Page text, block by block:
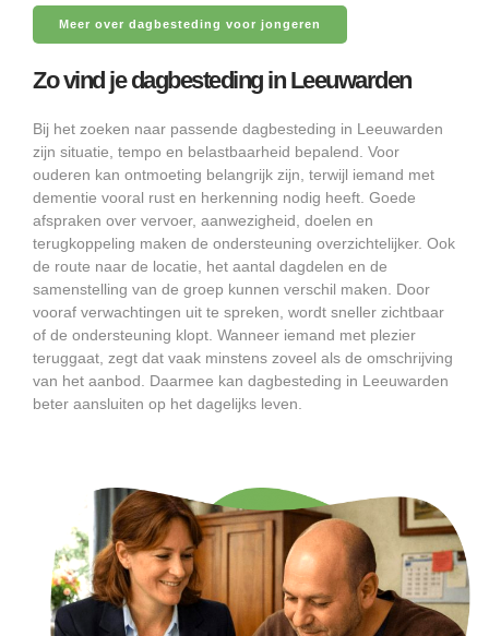
Meer over dagbesteding voor jongeren
Zo vind je dagbesteding in Leeuwarden
Bij het zoeken naar passende dagbesteding in Leeuwarden
zijn situatie, tempo en belastbaarheid bepalend. Voor
ouderen kan ontmoeting belangrijk zijn, terwijl iemand met
dementie vooral rust en herkenning nodig heeft. Goede
afspraken over vervoer, aanwezigheid, doelen en
terugkoppeling maken de ondersteuning overzichtelijker. Ook
de route naar de locatie, het aantal dagdelen en de
samenstelling van de groep kunnen verschil maken. Door
vooraf verwachtingen uit te spreken, wordt sneller zichtbaar
of de ondersteuning klopt. Wanneer iemand met plezier
teruggaat, zegt dat vaak minstens zoveel als de omschrijving
van het aanbod. Daarmee kan dagbesteding in Leeuwarden
beter aansluiten op het dagelijks leven.